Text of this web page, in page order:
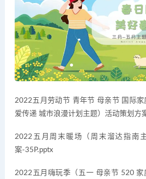
2022五月劳动节 青年节 母亲节 国际
爱传递 城市浪漫计划主题）活动策划方
2022五月周末暖场（周末溜达指南
案-35P.pptx
2022五月嗨玩季（五一 母亲节 520 家